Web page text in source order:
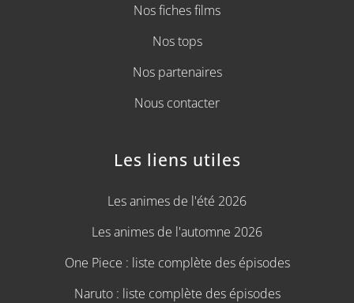
Nos fiches films
Nos tops
Nos partenaires
Nous contacter
Les liens utiles
Les animes de l'été 2026
Les animes de l'automne 2026
One Piece : liste complète des épisodes
Naruto : liste complète des épisodes